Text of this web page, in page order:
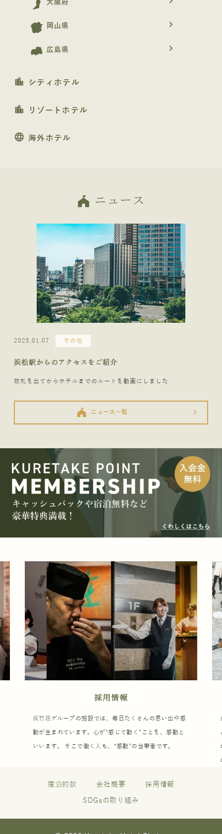
大阪府
岡山県 navigate_next
広島県 navigate_next
location_city シティホテル
location_city リゾートホテル
language 海外ホテル
festival ニュース
2025.01.07 その他
浜松駅からのアクセスをご紹介
改札を出てからホテルまでのルートを動画にしました
festival ニュース一覧 arrow_forward_ios
採用情報
呉竹荘グループの施設では、毎日たくさんの思い出や感
動が生まれています。心が“感じて動く”ことを、感動と
いいます。 そこで働く人も、“感動”の当事者です。
宿泊約款 会社概要 採用情報
SDGsの取り組み